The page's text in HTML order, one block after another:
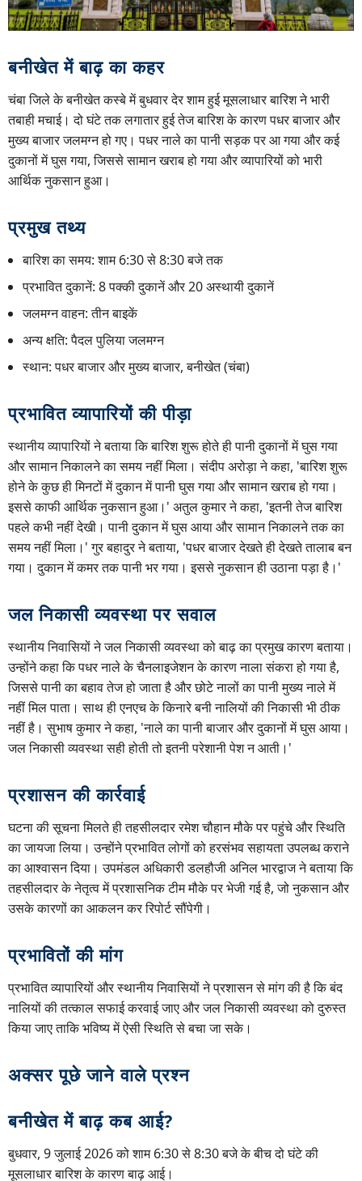
बनीखेत में बाढ़ का कहर
चंबा जिले के बनीखेत कस्बे में बुधवार देर शाम हुई मूसलाधार बारिश ने भारी
तबाही मचाई। दो घंटे तक लगातार हुई तेज बारिश के कारण पधर बाजार और
मुख्य बाजार जलमग्न हो गए। पधर नाले का पानी सड़क पर आ गया और कई
दुकानों में घुस गया, जिससे सामान खराब हो गया और व्यापारियों को भारी
आर्थिक नुकसान हुआ।
प्रमुख तथ्य
बारिश का समय: शाम 6:30 से 8:30 बजे तक
प्रभावित दुकानें: 8 पक्की दुकानें और 20 अस्थायी दुकानें
जलमग्न वाहन: तीन बाइकें
अन्य क्षति: पैदल पुलिया जलमग्न
स्थान: पधर बाजार और मुख्य बाजार, बनीखेत (चंबा)
प्रभावित व्यापारियों की पीड़ा
स्थानीय व्यापारियों ने बताया कि बारिश शुरू होते ही पानी दुकानों में घुस गया
और सामान निकालने का समय नहीं मिला। संदीप अरोड़ा ने कहा, 'बारिश शुरू
होने के कुछ ही मिनटों में दुकान में पानी घुस गया और सामान खराब हो गया।
इससे काफी आर्थिक नुकसान हुआ।' अतुल कुमार ने कहा, 'इतनी तेज बारिश
पहले कभी नहीं देखी। पानी दुकान में घुस आया और सामान निकालने तक का
समय नहीं मिला।' गुर बहादुर ने बताया, 'पधर बाजार देखते ही देखते तालाब बन
गया। दुकान में कमर तक पानी भर गया। इससे नुकसान ही उठाना पड़ा है।'
जल निकासी व्यवस्था पर सवाल
स्थानीय निवासियों ने जल निकासी व्यवस्था को बाढ़ का प्रमुख कारण बताया।
उन्होंने कहा कि पधर नाले के चैनलाइजेशन के कारण नाला संकरा हो गया है,
जिससे पानी का बहाव तेज हो जाता है और छोटे नालों का पानी मुख्य नाले में
नहीं मिल पाता। साथ ही एनएच के किनारे बनी नालियों की निकासी भी ठीक
नहीं है। सुभाष कुमार ने कहा, 'नाले का पानी बाजार और दुकानों में घुस आया।
जल निकासी व्यवस्था सही होती तो इतनी परेशानी पेश न आती।'
प्रशासन की कार्रवाई
घटना की सूचना मिलते ही तहसीलदार रमेश चौहान मौके पर पहुंचे और स्थिति
का जायजा लिया। उन्होंने प्रभावित लोगों को हरसंभव सहायता उपलब्ध कराने
का आश्वासन दिया। उपमंडल अधिकारी डलहौजी अनिल भारद्वाज ने बताया कि
तहसीलदार के नेतृत्व में प्रशासनिक टीम मौके पर भेजी गई है, जो नुकसान और
उसके कारणों का आकलन कर रिपोर्ट सौंपेगी।
प्रभावितों की मांग
प्रभावित व्यापारियों और स्थानीय निवासियों ने प्रशासन से मांग की है कि बंद
नालियों की तत्काल सफाई करवाई जाए और जल निकासी व्यवस्था को दुरुस्त
किया जाए ताकि भविष्य में ऐसी स्थिति से बचा जा सके।
अक्सर पूछे जाने वाले प्रश्न
बनीखेत में बाढ़ कब आई?
बुधवार, 9 जुलाई 2026 को शाम 6:30 से 8:30 बजे के बीच दो घंटे की
मूसलाधार बारिश के कारण बाढ़ आई।